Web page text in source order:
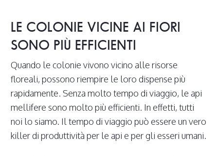
LE COLONIE VICINE AI FIORI
SONO PIÙ EFFICIENTI
Quando le colonie vivono vicino alle risorse
floreali, possono riempire le loro dispense più
rapidamente. Senza molto tempo di viaggio, le api
mellifere sono molto più efficienti. In effetti, tutti
noi lo siamo. Il tempo di viaggio può essere un vero
killer di produttività per le api e per gli esseri umani.